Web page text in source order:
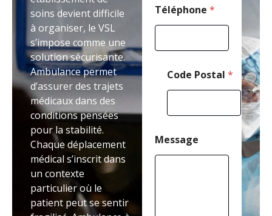
soins devient difficile
à organiser, le VSL
s’impose comme une
solution sécurisante.
Ambulance permet
d’assurer des trajets
médicaux dans des
conditions pensées
pour la stabilité.
Chaque déplacement
médical s’inscrit dans
un contexte
particulier où le
patient peut se sentir
Téléphone *
Code Postal *
Message